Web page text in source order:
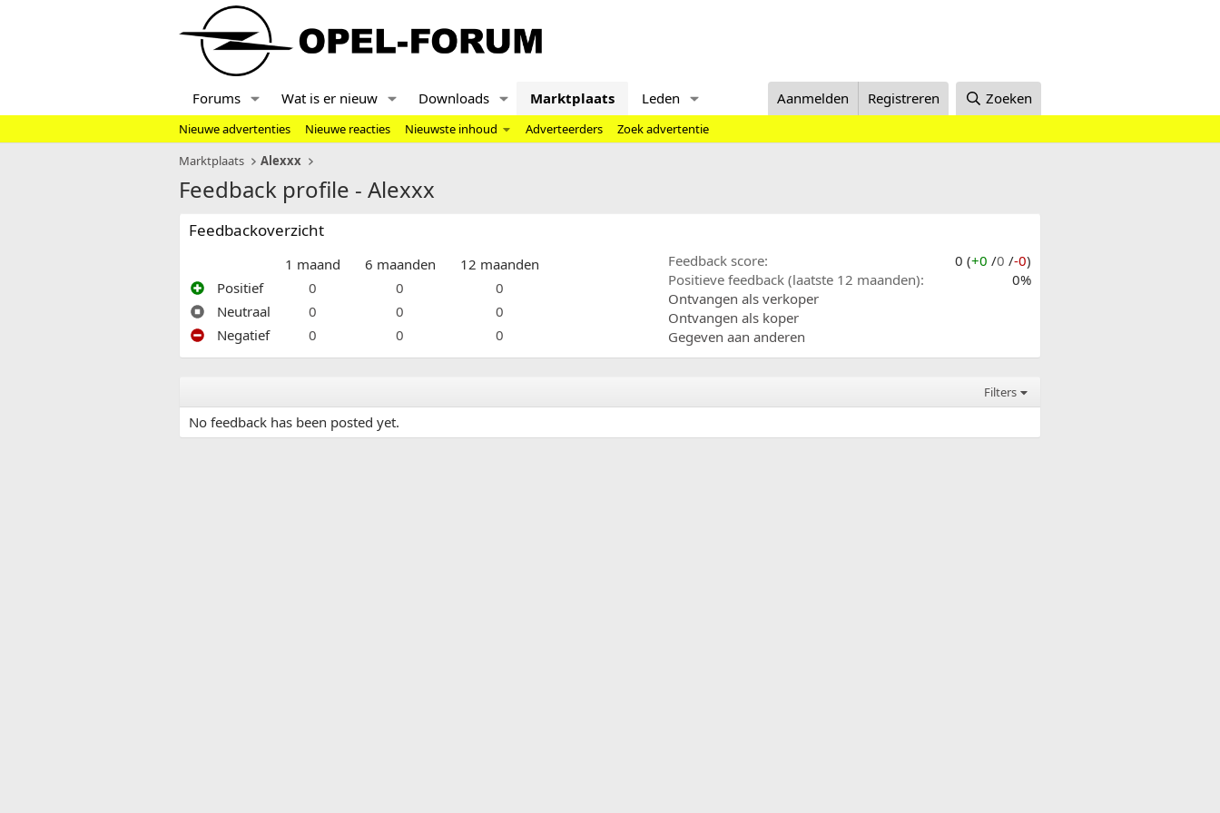
Forums Wat is er nieuw Downloads Marktplaats Leden Aanmelden Registreren Zoeken
Nieuwe advertenties Nieuwe reacties Nieuwste inhoud Adverteerders
Zoek advertentie
Marktplaats
Alexxx
Feedback profile - Alexxx
Feedbackoverzicht
1 maand 6 maanden
12 maanden
Positief
0 0
0
Neutraal
0 0
0
Negatief
0 0 0
Feedback score 0 (+0 /0 /-0)
Positieve feedback (laatste 12 maanden)
0%
Ontvangen als verkoper
Ontvangen als koper
Gegeven aan anderen
Filters
No feedback has been posted yet.